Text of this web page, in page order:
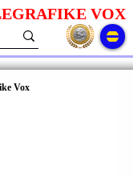
VOX
Vox